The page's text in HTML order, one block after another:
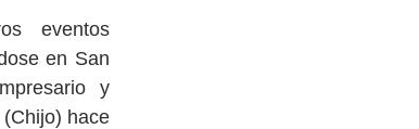
eventos
en San
y
hace